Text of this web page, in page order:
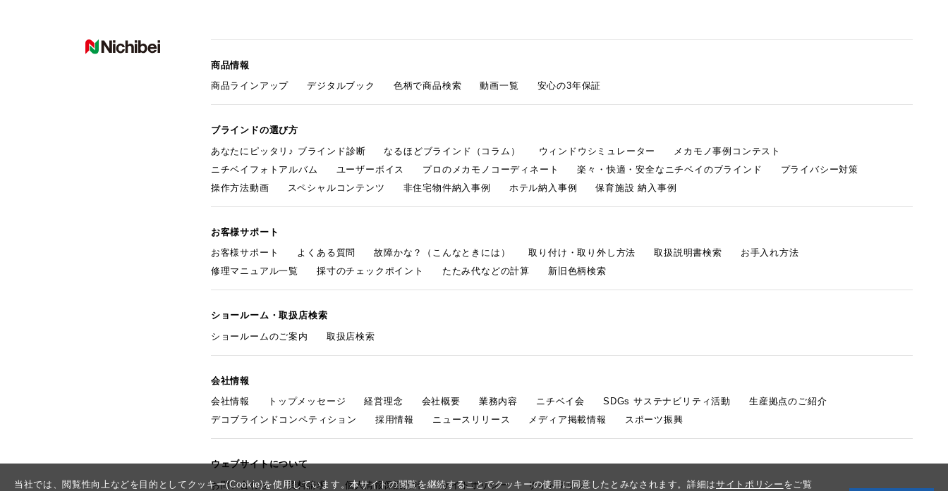
当社では、閲覧性向上などを目的としてクッキー(Cookie)を使用しています。本サイトの閲覧を継続することでクッキーの使用に同意したとみなされます。詳細はサイトポリシー をご覧
商品情報
商品ラインアップ
デジタルブック 色柄で商品検索 動画一覧 安心の3年保証
ブラインドの選び方
あなたにピッタリ♪ ブラインド診断
なるほどブラインド（コラム） ウィンドウシミュレーター
メカモノ事例コンテスト
ニチベイフォトアルバム
ユーザーボイス プロのメカモノコーディネート 楽々・快適・安全なニチベイのブラインド
プライバシー対策
操作方法動画
スペシャルコンテンツ 非住宅物件納入事例 ホテル納入事例 保育施設 納入事例
お客様サポート
お客様サポート
よくある質問 故障かな？（こんなときには） 取り付け・取り外し方法 取扱説明書検索
お手入れ方法
修理マニュアル一覧
採寸のチェックポイント たたみ代などの計算 新旧色柄検索
ショールーム・取扱店検索
ショールームのご案内
取扱店検索
会社情報
会社情報
トップメッセージ 経営理念 会社概要 業務内容 ニチベイ会 SDGs サステナビリティ活動
生産拠点のご紹介
デコブラインドコンペティション
採用情報 ニュースリリース メディア掲載情報 スポーツ振興
ウェブサイトについて
お問い合わせ
資料請求 個人情報保護方針 サイトポリシー サイトマップ